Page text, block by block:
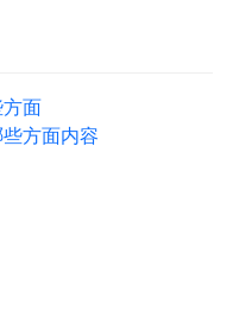
面
方面内容